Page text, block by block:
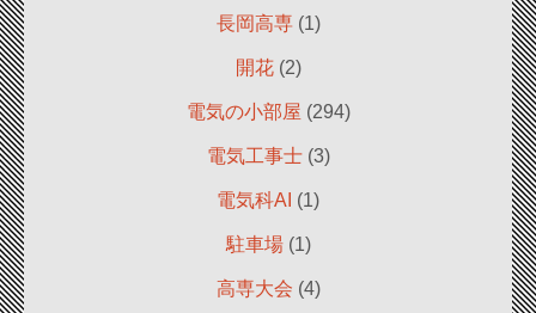
長岡高専(1)
開花(2)
電気の小部屋 (294)
電気工事士(3)
電気科AI (1)
駐車場(1)
高専大会 (4)